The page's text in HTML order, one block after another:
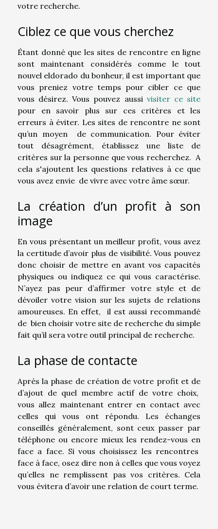
votre recherche.
Ciblez ce que vous cherchez
Étant donné que les sites de rencontre en ligne
sont maintenant considérés comme le tout
nouvel eldorado du bonheur, il est important que
vous preniez votre temps pour cibler ce que
vous désirez. Vous pouvez aussi visiter ce site
pour en savoir plus sur ces critères et les
erreurs à éviter. Les sites de rencontre ne sont
qu’un moyen de communication. Pour éviter
tout désagrément, établissez une liste de
critères sur la personne que vous recherchez. A
cela s'ajoutent les questions relatives à ce que
vous avez envie de vivre avec votre âme sœur.
La création d’un profit à son
image
En vous présentant un meilleur profit, vous avez
la certitude d’avoir plus de visibilité. Vous pouvez
donc choisir de mettre en avant vos capacités
physiques ou indiquez ce qui vous caractérise.
N’ayez pas peur d’affirmer votre style et de
dévoiler votre vision sur les sujets de relations
amoureuses. En effet, il est aussi recommandé
de bien choisir votre site de recherche du simple
fait qu’il sera votre outil principal de recherche.
La phase de contacte
Après la phase de création de votre profit et de
d’ajout de quel membre actif de votre choix,
vous allez maintenant entrer en contact avec
celles qui vous ont répondu. Les échanges
conseillés généralement, sont ceux passer par
téléphone ou encore mieux les rendez-vous en
face a face. Si vous choisissez les rencontres
face à face, osez dire non à celles que vous voyez
qu’elles ne remplissent pas vos critères. Cela
vous évitera d’avoir une relation de court terme.